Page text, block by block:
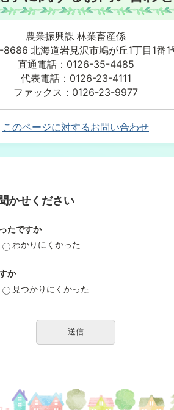
農業振興課 林業畜産係
北海道岩見沢市鳩が丘1丁目1番1
直通電話：0126-35-4485
代表電話：0126-23-4111
ファックス：0126-23-9977
このページに対するお問い合わせ
かせください
たですか
わかりにくかった
か
見つかりにくかった